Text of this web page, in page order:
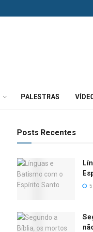
PALESTRAS
Posts Recentes